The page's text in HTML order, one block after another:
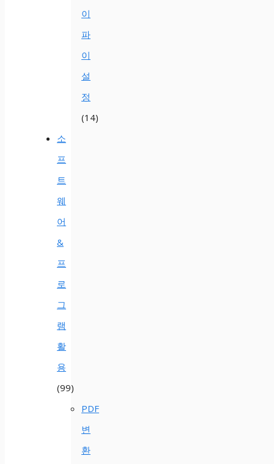
이
파
이
설
정
(14)
소
프
트
웨
어
&
프
로
그
램
활
용
(99)
PDF
변
환